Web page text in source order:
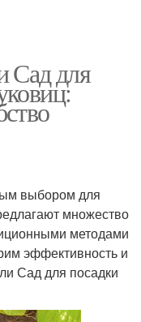
Сад для
выбором для
множество
методами
эффективность и
Сад для посадки